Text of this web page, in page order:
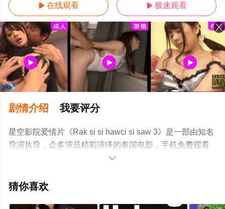
 在线观看  极速观看
剧情介绍 我要评分
星空影院爱情片《Rak si si hawci si saw 3》是一部由知名
导演执导，众多演员精彩演绎的泰国电影，手机免费观看
高清无删减完整版电影大全就上星空影视，更多相关信息

猜你喜欢